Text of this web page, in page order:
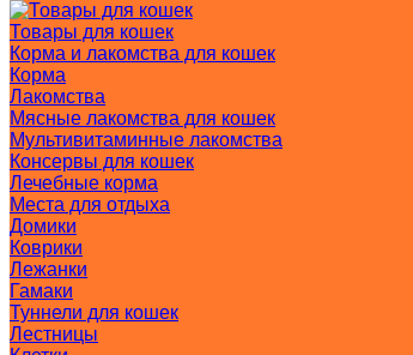
Товары для кошек
Корма и лакомства для кошек
Корма
Лакомства
Мясные лакомства для кошек
Мультивитаминные лакомства
Консервы для кошек
Лечебные корма
Места для отдыха
Домики
Коврики
Лежанки
Гамаки
Туннели для кошек
Лестницы